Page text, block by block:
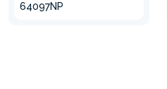
64097NP